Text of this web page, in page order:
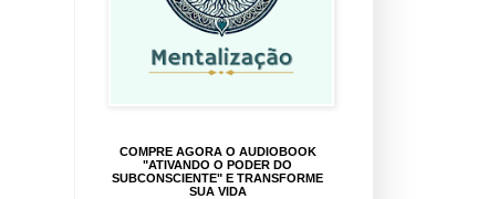
COMPRE AGORA O AUDIOBOOK
"ATIVANDO O PODER DO
SUBCONSCIENTE" E TRANSFORME
SUA VIDA